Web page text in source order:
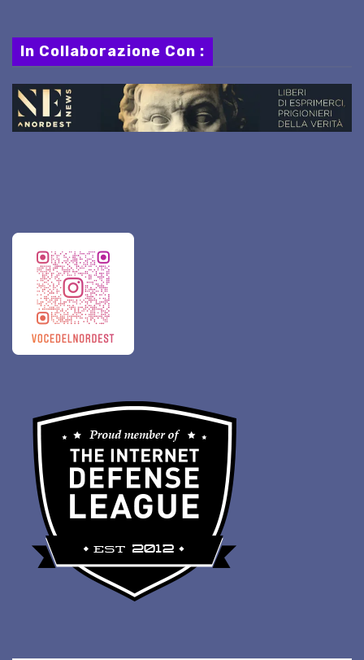
In Collaborazione Con :